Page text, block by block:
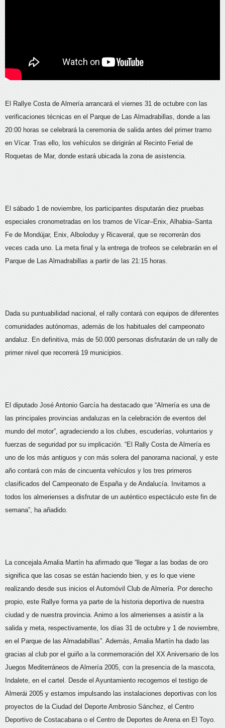
El Rallye Costa de Almería arrancará el viernes 31 de octubre con las
verificaciones técnicas en el Parque de Las Almadrabillas, donde a las
20:00 horas se celebrará la ceremonia de salida antes del primer tramo
en Vícar. Tras ello, los vehículos se dirigirán al Recinto Ferial de
Roquetas de Mar, donde estará ubicada la zona de asistencia.
El sábado 1 de noviembre, los participantes disputarán diez pruebas
especiales cronometradas en los tramos de Vícar–Enix, Alhabia–Santa
Fe de Mondújar, Enix, Alboloduy y Ricaveral, que se recorrerán dos
veces cada uno. La meta final y la entrega de trofeos se celebrarán en el
Parque de Las Almadrabillas a partir de las 21:15 horas.
Dada su puntuabilidad nacional, el rally contará con equipos de diferentes
comunidades autónomas, además de los habituales del campeonato
andaluz. En definitiva, más de 50.000 personas disfrutarán de un rally de
primer nivel que recorrerá 19 municipios.
El diputado José Antonio García ha destacado que “Almería es una de
las principales provincias andaluzas en la celebración de eventos del
mundo del motor”, agradeciendo a los clubes, escuderías, voluntarios y
fuerzas de seguridad por su implicación. “El Rally Costa de Almería es
uno de los más antiguos y con más solera del panorama nacional, y este
año contará con más de cincuenta vehículos y los tres primeros
clasificados del Campeonato de España y de Andalucía. Invitamos a
todos los almerienses a disfrutar de un auténtico espectáculo este fin de
semana”, ha añadido.
La concejala Amalia Martín ha afirmado que “llegar a las bodas de oro
significa que las cosas se están haciendo bien, y es lo que viene
realizando desde sus inicios el Automóvil Club de Almería. Por derecho
propio, este Rallye forma ya parte de la historia deportiva de nuestra
ciudad y de nuestra provincia. Animo a los almerienses a asistir a la
salida y meta, respectivamente, los días 31 de octubre y 1 de noviembre,
en el Parque de las Almadabillas”. Además, Amalia Martín ha dado las
gracias al club por el guiño a la conmemoración del XX Aniversario de los
Juegos Mediterráneos de Almería 2005, con la presencia de la mascota,
Indalete, en el cartel. Desde el Ayuntamiento recogemos el testigo de
Almerái 2005 y estamos impulsando las instalaciones deportivas con los
proyectos de la Ciudad del Deporte Ambrosio Sánchez, el Centro
Deportivo de Costacabana o el Centro de Deportes de Arena en El Toyo.